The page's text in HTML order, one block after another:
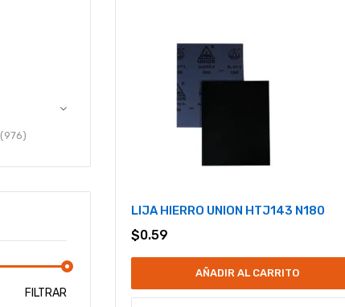
LIJA HIERRO UNION HTJ143 N180
$0.59
AÑADIR AL CARRITO
(976)
FILTRAR